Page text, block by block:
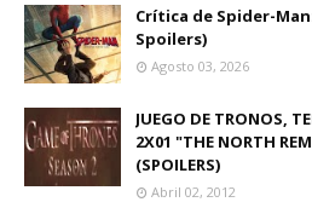
Crítica de Spider-
Spoilers)
Agosto 03, 2026
JUEGO DE TRONOS,
2X01 "THE NORTH
(SPOILERS)
Abril 02, 2012